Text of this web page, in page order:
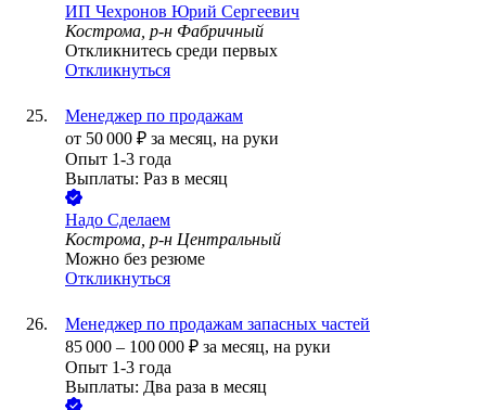
ИП Чехронов Юрий Сергеевич
Кострома, р-н Фабричный
Откликнитесь среди первых
Откликнуться
Менеджер по продажам
от 50 000 ₽ за месяц, на руки
Опыт 1-3 года
Выплаты: Раз в месяц
Надо Сделаем
Кострома, р-н Центральный
Можно без резюме
Откликнуться
Менеджер по продажам запасных частей
85 000 – 100 000 ₽ за месяц, на руки
Опыт 1-3 года
Выплаты: Два раза в месяц